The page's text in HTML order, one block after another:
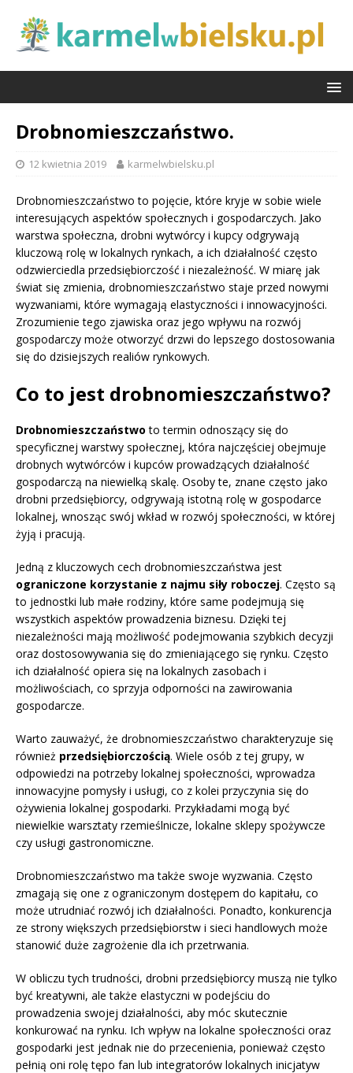
Drobnomieszczaństwo.
12 kwietnia 2019 karmelwbielsku.pl
Drobnomieszczaństwo to pojęcie, które kryje w sobie wiele
interesujących aspektów społecznych i gospodarczych. Jako
warstwa społeczna, drobni wytwórcy i kupcy odgrywają
kluczową rolę w lokalnych rynkach, a ich działalność często
odzwierciedla przedsiębiorczość i niezależność. W miarę jak
świat się zmienia, drobnomieszczaństwo staje przed nowymi
wyzwaniami, które wymagają elastyczności i innowacyjności.
Zrozumienie tego zjawiska oraz jego wpływu na rozwój
gospodarczy może otworzyć drzwi do lepszego dostosowania
się do dzisiejszych realiów rynkowych.
Co to jest drobnomieszczaństwo?
Drobnomieszczaństwo to termin odnoszący się do
specyficznej warstwy społecznej, która najczęściej obejmuje
drobnych wytwórców i kupców prowadzących działalność
gospodarczą na niewielką skalę. Osoby te, znane często jako
drobni przedsiębiorcy, odgrywają istotną rolę w gospodarce
lokalnej, wnosząc swój wkład w rozwój społeczności, w której
żyją i pracują.
Jedną z kluczowych cech drobnomieszczaństwa jest
ograniczone korzystanie z najmu siły roboczej. Często są
to jednostki lub małe rodziny, które same podejmują się
wszystkich aspektów prowadzenia biznesu. Dzięki tej
niezależności mają możliwość podejmowania szybkich decyzji
oraz dostosowywania się do zmieniającego się rynku. Często
ich działalność opiera się na lokalnych zasobach i
możliwościach, co sprzyja odporności na zawirowania
gospodarcze.
Warto zauważyć, że drobnomieszczaństwo charakteryzuje się
również przedsiębiorczością. Wiele osób z tej grupy, w
odpowiedzi na potrzeby lokalnej społeczności, wprowadza
innowacyjne pomysły i usługi, co z kolei przyczynia się do
ożywienia lokalnej gospodarki. Przykładami mogą być
niewielkie warsztaty rzemieślnicze, lokalne sklepy spożywcze
czy usługi gastronomiczne.
Drobnomieszczaństwo ma także swoje wyzwania. Często
zmagają się one z ograniczonym dostępem do kapitału, co
może utrudniać rozwój ich działalności. Ponadto, konkurencja
ze strony większych przedsiębiorstw i sieci handlowych może
stanowić duże zagrożenie dla ich przetrwania.
W obliczu tych trudności, drobni przedsiębiorcy muszą nie tylko
być kreatywni, ale także elastyczni w podejściu do
prowadzenia swojej działalności, aby móc skutecznie
konkurować na rynku. Ich wpływ na lokalne społeczności oraz
gospodarki jest jednak nie do przecenienia, ponieważ często
pełnią oni rolę tępo fan lub integratorów lokalnych inicjatyw